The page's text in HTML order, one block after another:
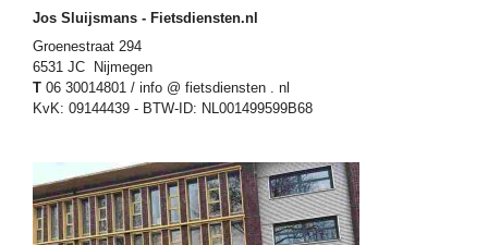
Jos Sluijsmans - Fietsdiensten.nl
Groenestraat 294
6531 JC Nijmegen
T 06 30014801 / info @ fietsdiensten . nl
KvK: 09144439 - BTW-ID: NL001499599B68